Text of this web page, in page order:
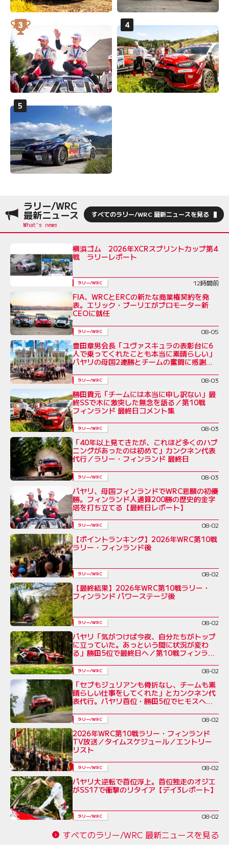
ラリー/WRC
最新ニュース すべてのラリー/WRC 最新ニュースを見る
横浜ゴム 2026年XCRスプリントカップ第4
戦 ラリーレポート
ラリー/WRC 12時間前
FIA、WRCとERCの新たな商業権契約を発
表。エリック・ブーリエがプロモーター新
CEOに就任
ラリー/WRC 08-05
豊田章男会長「ユヴァスキュラの表彰台に6
人で乗ってくれたことも本当に素晴らしい」
パヤリの母国2連勝とチームの奮闘に感謝を
ラリー/WRC 08-03
勝田貴元「チームには本当に申し訳ない」最
終SSで木に激突した無念を語る／第10戦
フィンランド 最終日コメント集
ラリー/WRC 08-03
「40年以上見てきたが、これほど多くのハプ
ニングがあったのは初めて」カンクネン代表
代行／ラリー・フィンランド 最終日
ラリー/WRC 08-03
パヤリ、母国フィンランドでWRC悲願の初優
勝。フィンランド人通算200勝の歴史的金字
塔を打ち立てる【最終日レポート】
ラリー/WRC 08-02
【ポイントランキング】2026年WRC第10戦
ラリー・フィンランド後
ラリー/WRC 08-02
【最終結果】2026年WRC第10戦ラリー・
フィンランド パワーステージ後
ラリー/WRC 08-02
パヤリ「気がつけば今夜、自分たちがトップ
に立っていた。あっという間に状況が変わ
る」勝田5位で最終日へ／第10戦フィンラン
ラリー/WRC 08-02
「セブもジュリアンも骨折なし、チームも素
晴らしい仕事をしてくれた」とカンクネン代
表代行。パヤリ首位・勝田5位でヒモスへ／
ラリー/WRC 08-02
2026年WRC第10戦ラリー・フィンランド
TV放送／タイムスケジュール／エントリー
リスト
ラリー/WRC 08-02
パヤリ大逆転で首位浮上。首位独走のオジエ
がSS17で衝撃のリタイア【デイ3レポート】
ラリー/WRC 08-02
すべてのラリー/WRC 最新ニュースを見る